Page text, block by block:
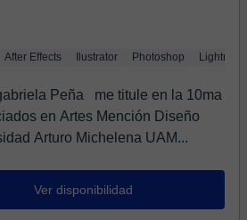
After Effects Ilustrator Photoshop Lightroom
Peña me titule en la 10ma
en Artes Mención Diseño
Arturo Michelena UAM...
Ver disponibilidad